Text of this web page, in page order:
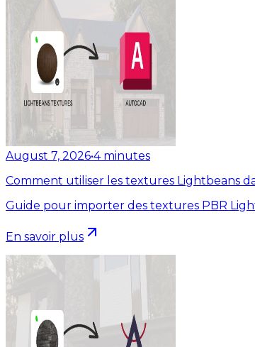
August 7, 2026•4 minutes
Comment utiliser les textures Lightbeans
Guide pour importer des textures PBR
En savoir plus